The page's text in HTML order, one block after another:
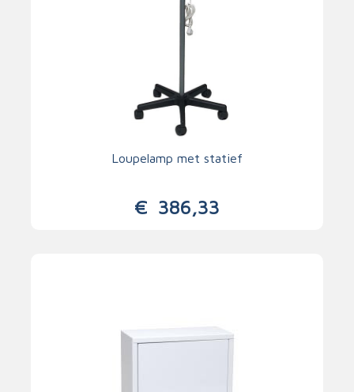
Loupelamp met statief
€ 386,33